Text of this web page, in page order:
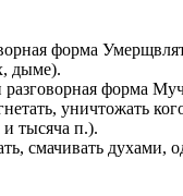
форма
дыме).
форма
уничтожать
тысяча п.).
смачивать духами,